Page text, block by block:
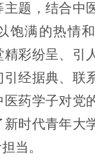
题，结合中
饱满的热情
精彩纷呈、引
经据典、联
药学子对党
时代青年大
当。